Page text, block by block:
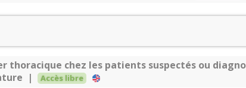
thoracique chez les patients suspectés ou
|
Accès libre